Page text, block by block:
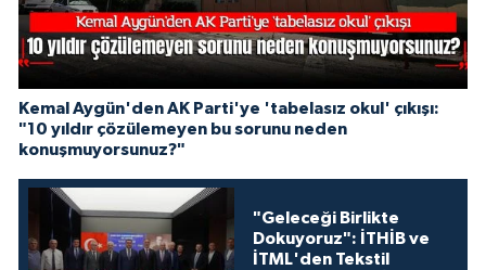
Kemal Aygün'den AK Parti'ye 'tabelasız okul' çıkışı:
"10 yıldır çözülemeyen bu sorunu neden
konuşmuyorsunuz?"
"Geleceği Birlikte
Dokuyoruz": İTHİB ve
İTML'den Tekstil